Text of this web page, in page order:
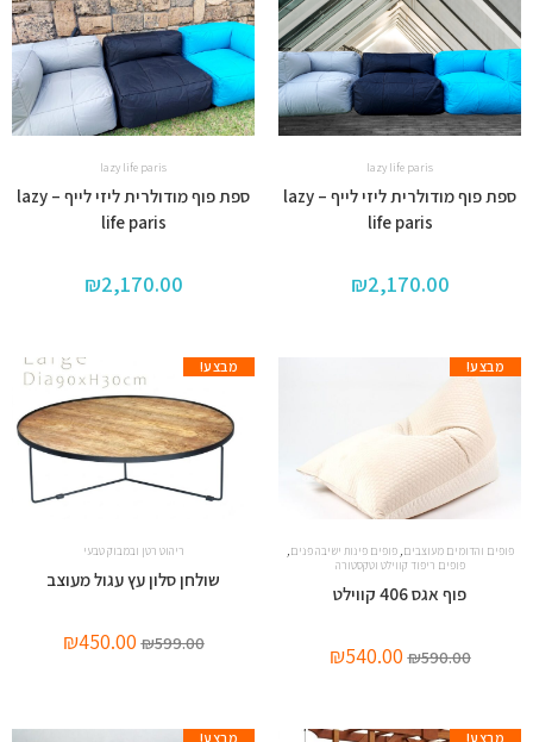
lazy life paris
ספת פוף מודולרית ליזי לייף – lazy
life paris
₪2,170.00
lazy life paris
ספת פוף מודולרית ליזי לייף – lazy
life paris
₪2,170.00
מבצע!
פופים והדומים מעוצבים ,פופים פינות ישיבה פנים
פופים ריפוד קווילט וטקסטורה
פוף אגס 406 קווילט
₪590.00
₪540.00
מבצע!
ריהוט רטן ובמבוק טבעי
שולחן סלון עץ עגול מעוצב
₪599.00
₪450.00
מבצע! מבצע!